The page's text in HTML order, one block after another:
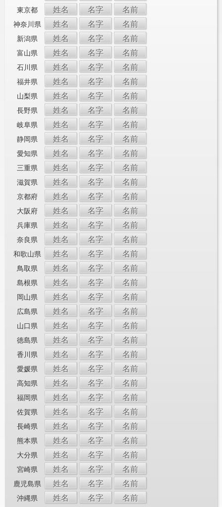
東京都 姓名 名字 名前
神奈川県 姓名 名字 名前
新潟県 姓名 名字 名前
富山県 姓名 名字 名前
石川県 姓名 名字 名前
福井県 姓名 名字 名前
山梨県 姓名 名字 名前
長野県 姓名 名字 名前
岐阜県 姓名 名字 名前
静岡県 姓名 名字 名前
愛知県 姓名 名字 名前
三重県 姓名 名字 名前
滋賀県 姓名 名字 名前
京都府 姓名 名字 名前
大阪府 姓名 名字 名前
兵庫県 姓名 名字 名前
奈良県 姓名 名字 名前
和歌山県 姓名 名字 名前
鳥取県 姓名 名字 名前
島根県 姓名 名字 名前
岡山県 姓名 名字 名前
広島県 姓名 名字 名前
山口県 姓名 名字 名前
徳島県 姓名 名字 名前
香川県 姓名 名字 名前
愛媛県 姓名 名字 名前
高知県 姓名 名字 名前
福岡県 姓名 名字 名前
佐賀県 姓名 名字 名前
長崎県 姓名 名字 名前
熊本県 姓名 名字 名前
大分県 姓名 名字 名前
宮崎県 姓名 名字 名前
鹿児島県 姓名 名字 名前
沖縄県 姓名 名字 名前